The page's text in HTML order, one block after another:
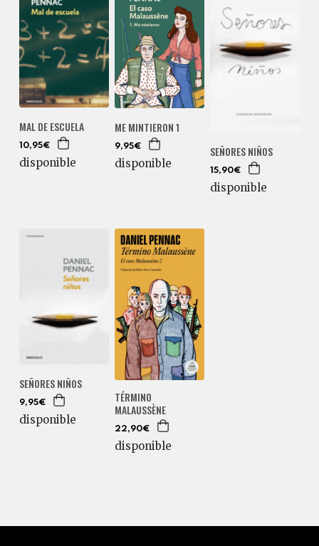
MAL DE ESCUELA
10,95€
disponible
ME MINTIERON 1
9,95€
disponible
SEÑORES NIÑOS
15,90€
disponible
SEÑORES NIÑOS
9,95€
disponible
TÉRMINO
MALAUSSÈNE
22,90€
disponible